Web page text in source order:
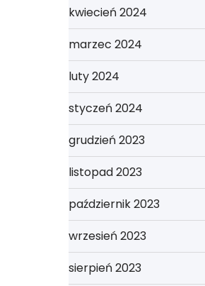
kwiecień 2024
marzec 2024
luty 2024
styczeń 2024
grudzień 2023
listopad 2023
październik 2023
wrzesień 2023
sierpień 2023